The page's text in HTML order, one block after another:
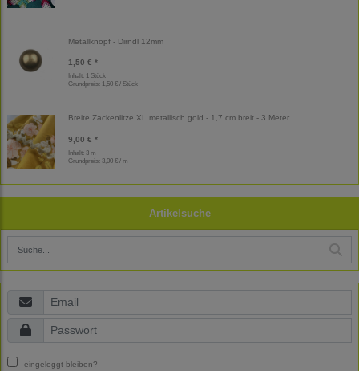
Metallknopf - Dirndl 12mm
1,50 € *
Inhalt: 1 Stück
Grundpreis: 1,50 € / Stück
Breite Zackenlitze XL metallisch gold - 1,7 cm breit - 3 Meter
9,00 € *
Inhalt: 3 m
Grundpreis: 3,00 € / m
Artikelsuche
eingeloggt bleiben?